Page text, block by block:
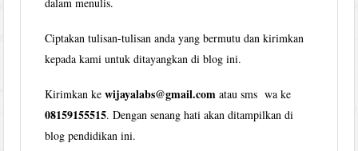
Ciptakan tulisan-tulisan anda yang bermutu dan kirimkan
kepada kami untuk ditayangkan di blog ini.
Kirimkan kewijayalabs@gmail.com atau sms wa ke
08159155515. Dengan senang hati akan ditampilkan di
blog pendidikan ini.